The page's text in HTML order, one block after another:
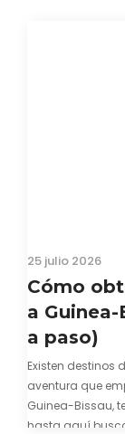
25 julio 2026
Cómo
a
a paso)
Existen destinos
aventura que
Guinea-Bissau,
hasta aquí